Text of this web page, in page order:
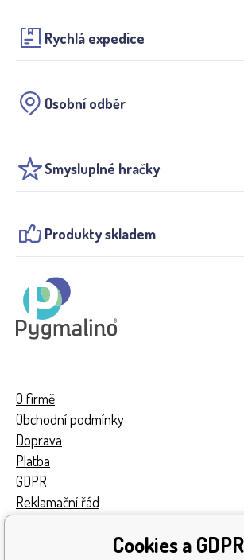
Rychlá expedice
Osobní odběr
Smysluplné hračky
Produkty skladem
O firmě
Obchodní podmínky
Doprava
Platba
GDPR
Reklamační řád
Cookies a GDPR